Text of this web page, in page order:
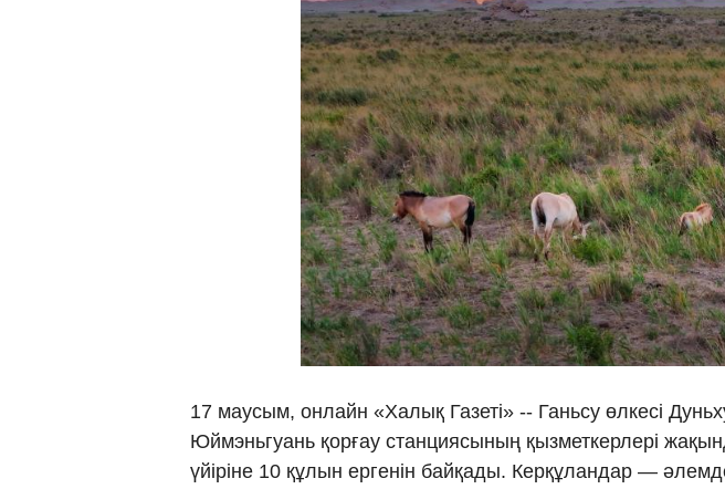
17 маусым, онлайн «Халық Газеті» -- Ганьсу өлкесі
Юймэньгуань қорғау станциясының қызметкерлері
үйіріне 10 құлын ергенін байқады. Керқұландар —